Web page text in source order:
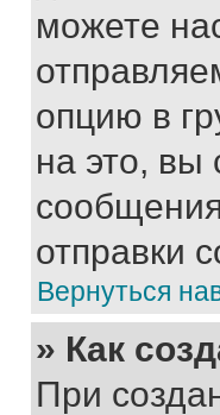
можете
опцию в
на это, вы
отправки
Вернуться
» Как
При